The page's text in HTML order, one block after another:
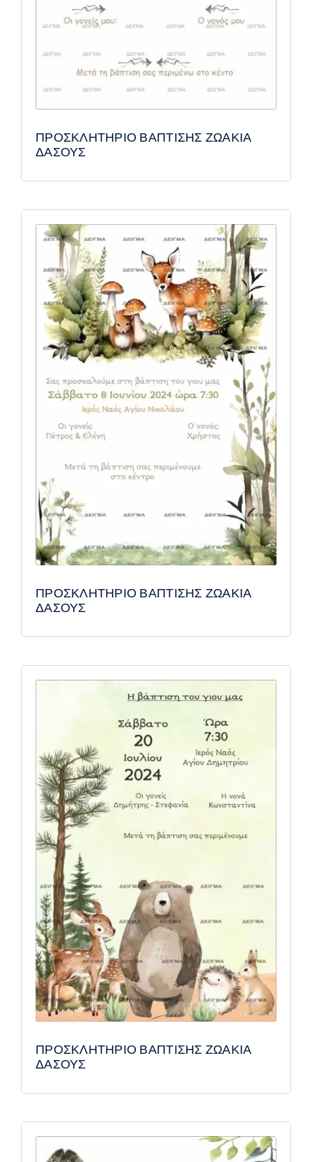
ΠΡΟΣΚΛΗΤΗΡΙΟ ΒΑΠΤΙΣΗΣ ΖΩΑΚΙΑ
ΔΑΣΟΥΣ
ΠΡΟΣΚΛΗΤΗΡΙΟ ΒΑΠΤΙΣΗΣ ΖΩΑΚΙΑ
ΔΑΣΟΥΣ
ΠΡΟΣΚΛΗΤΗΡΙΟ ΒΑΠΤΙΣΗΣ ΖΩΑΚΙΑ
ΔΑΣΟΥΣ